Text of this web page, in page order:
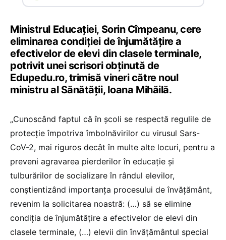
Ministrul Educației, Sorin Cîmpeanu, cere
eliminarea condiției de înjumătățire a
efectivelor de elevi din clasele terminale,
potrivit unei scrisori obținută de
Edupedu.ro, trimisă vineri către noul
ministru al Sănătății, Ioana Mihăilă.
„Cunoscând faptul că în școli se respectă regulile de
protecție împotriva îmbolnăvirilor cu virusul Sars-
CoV-2, mai riguros decât în multe alte locuri, pentru a
preveni agravarea pierderilor în educație și
tulburărilor de socializare în rândul elevilor,
conștientizând importanța procesului de învățământ,
revenim la solicitarea noastră: (…) să se elimine
condiția de înjumătățire a efectivelor de elevi din
clasele terminale, (…) elevii din învățământul special